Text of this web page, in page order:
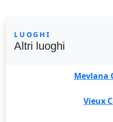
LUOGHI
Altri luoghi
Mevlana
Vieux